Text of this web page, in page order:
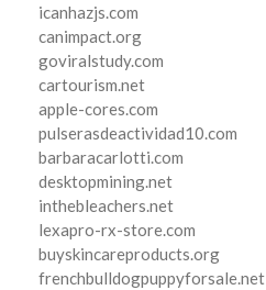
icanhazjs.com
canimpact.org
goviralstudy.com
cartourism.net
apple-cores.com
pulserasdeactividad10.com
barbaracarlotti.com
desktopmining.net
inthebleachers.net
lexapro-rx-store.com
buyskincareproducts.org
frenchbulldogpuppyforsale.net